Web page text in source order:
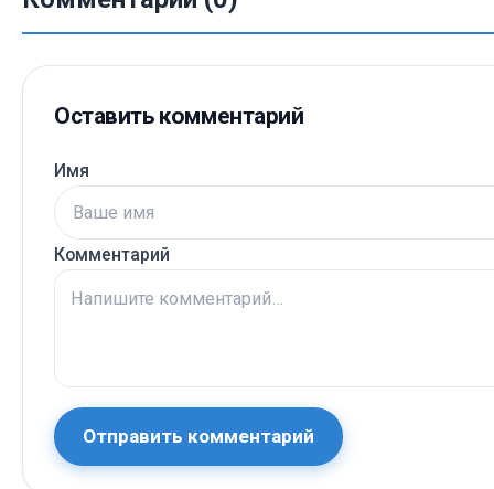
Оставить комментарий
Имя
Комментарий
Отправить комментарий